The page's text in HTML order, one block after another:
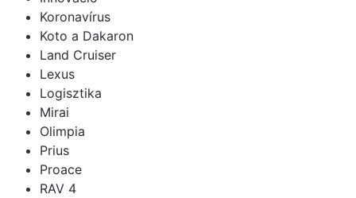
Koronavírus
Koto a Dakaron
Land Cruiser
Lexus
Logisztika
Mirai
Olimpia
Prius
Proace
RAV 4